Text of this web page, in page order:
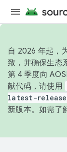
自 2026 年起，
致，并确保生态
第 4 季度向
献代码，请使用
latest-release
新版本。如需了